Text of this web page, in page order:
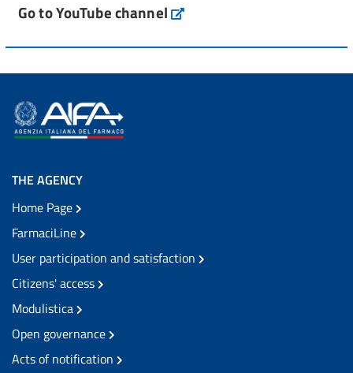
Go to YouTube channel
THE AGENCY
Home Page
FarmaciLine
User participation and satisfaction
Citizens' access
Modulistica
Open governance
Acts of notification